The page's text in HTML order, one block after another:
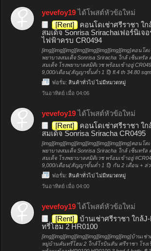
yevefoy19ได้โพสต์หัวข้อใหม่
[Rent]
คอนโดเช่าศรีราชา ใก
สมเด็จ Sonrisa Srirachaเฟอร์นิเจอ
ไฟฟ้าครบ CR0494
[img][img][img][img][img][img][img][img]คอนโด
พยาบาลสมเด็จ Sonrisa Sriracha ใกล้ เซ็นทรัล
สมเด็จ โรงพยาบาลสมิติเวช พร้อมเข้าอยู่
9,000/เดือน(สัญญาขั้นต่ำ 1 ปี) fl.4 th 34.80 sqm
ฟอรั่ม: สินค้าทั่วไป ไม่มีหมวดหมู่
วันอาทิตย์ เมื่อ 04:06
yevefoy19ได้โพสต์หัวข้อใหม่
[Rent]
คอนโดเช่าศรีราชา ใก
สมเด็จ Sonrisa Sriracha CR0495
[img][img][img][img][img][img][img][img]คอนโด
พยาบาลสมเด็จ Sonrisa Sriracha ใกล้ เซ็นทรัล
สมเด็จ โรงพยาบาลสมิติเวช พร้อมเข้าอยู่
9,000/เดือน(สัญญาขั้นต่ำ 1 ปี) กัน 2 เดือน + ล่ว
ฟอรั่ม: สินค้าทั่วไป ไม่มีหมวดหมู่
วันอาทิตย์ เมื่อ 04:00
yevefoy19ได้โพสต์หัวข้อใหม่
[Rent]
บ้านเช่าศรีราชา ใกล้
ทรี่โฮม 2 HR0100
[img][img][img][img][img][img][img][img]บ้านเช่
หมู่บ้านคันทรี่โฮม 2 ใกล้โรบินสัน ศรีราชา โรง